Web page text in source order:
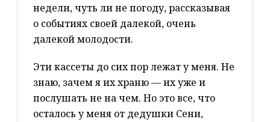
недели, чуть ли не погоду, рассказывая
о событиях своей далекой, очень
далекой молодости.
Эти кассеты до сих пор лежат у меня. Не
знаю, зачем я их храню — их уже и
послушать не на чем. Но это все, что
осталось у меня от дедушки Сени,